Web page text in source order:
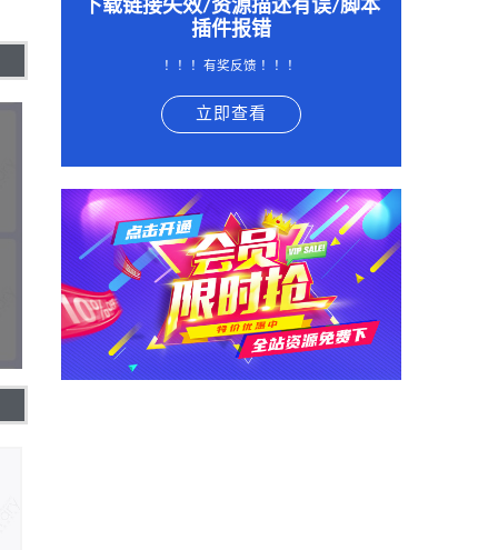
下载链接失效/资源描述有误/脚本
插件报错
！！！有奖反馈 ！！！
立即查看